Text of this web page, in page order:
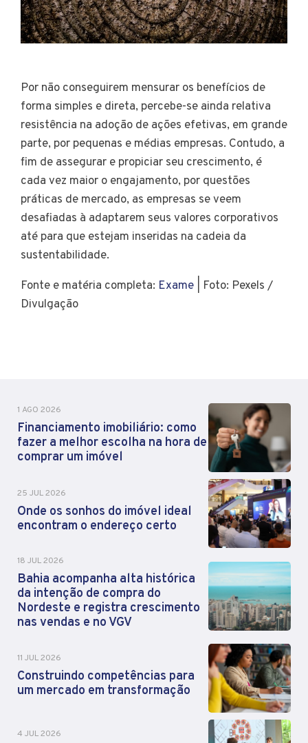
Por não conseguirem mensurar os benefícios de
forma simples e direta, percebe-se ainda relativa
resistência na adoção de ações efetivas, em grande
parte, por pequenas e médias empresas. Contudo, a
fim de assegurar e propiciar seu crescimento, é
cada vez maior o engajamento, por questões
práticas de mercado, as empresas se veem
desafiadas à adaptarem seus valores corporativos
até para que estejam inseridas na cadeia da
sustentabilidade.
Fonte e matéria completa: Exame | Foto: Pexels /
Divulgação
1 AGO 2026
Financiamento imobiliário: como
fazer a melhor escolha na hora de
comprar um imóvel
25 JUL 2026
Onde os sonhos do imóvel ideal
encontram o endereço certo
18 JUL 2026
Bahia acompanha alta histórica
da intenção de compra do
Nordeste e registra crescimento
nas vendas e no VGV
11 JUL 2026
Construindo competências para
um mercado em transformação
4 JUL 2026